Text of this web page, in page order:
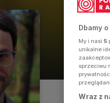
Kuba
Kierownik
Dbamy
My i nasi 5
unikalne
sprzeciwu
Wraz z